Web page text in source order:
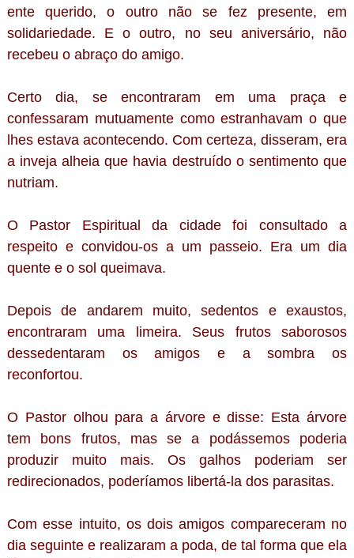
ente querido, o outro não se fez presente, em
solidariedade. E o outro, no seu aniversário, não
recebeu o abraço do amigo.
Certo dia, se encontraram em uma praça e
confessaram mutuamente como estranhavam o que
lhes estava acontecendo. Com certeza, disseram, era
a inveja alheia que havia destruído o sentimento que
nutriam.
O Pastor Espiritual da cidade foi consultado a
respeito e convidou-os a um passeio. Era um dia
quente e o sol queimava.
Depois de andarem muito, sedentos e exaustos,
encontraram uma limeira. Seus frutos saborosos
dessedentaram os amigos e a sombra os
reconfortou.
O Pastor olhou para a árvore e disse: Esta árvore
tem bons frutos, mas se a podássemos poderia
produzir muito mais. Os galhos poderiam ser
redirecionados, poderíamos libertá-la dos parasitas.
Com esse intuito, os dois amigos compareceram no
dia seguinte e realizaram a poda, de tal forma que ela